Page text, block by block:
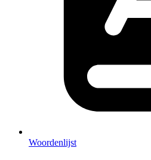
Woordenlijst